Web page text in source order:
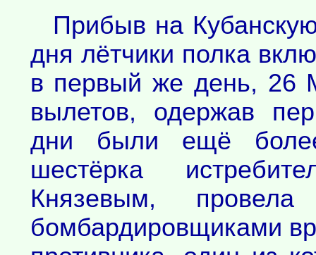
Прибыв на
дня лётчики полка
в первый же день, 26
вылетов, одержав
дни были ещё
шестёрка
Князевым,
бомбардировщиками